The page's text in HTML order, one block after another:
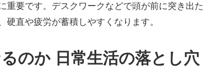
重要です。デスクワークなどで頭が前に突き出た
直や疲労が蓄積しやすくなります。
のか 日常生活の落とし穴